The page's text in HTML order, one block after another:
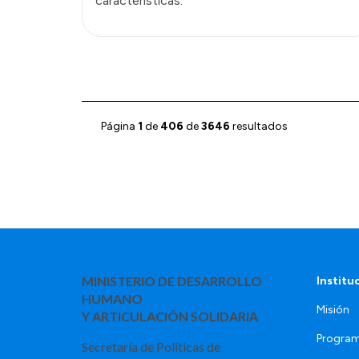
Página 1 de 406 de3646 resultados
MINISTERIO DE DESARROLLO
HUMANO
Y ARTICULACIÓN SOLIDARIA
Secretaría de Políticas de
Misión